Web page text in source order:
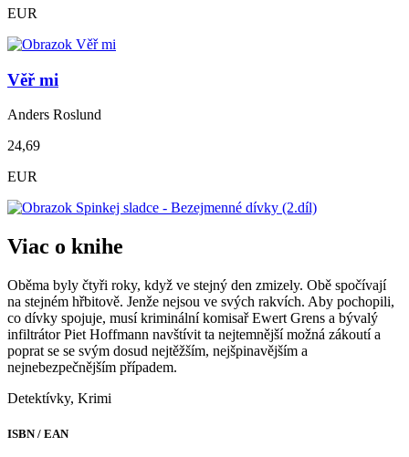
EUR
Věř mi
Anders Roslund
24,69
EUR
Viac o knihe
Oběma byly čtyři roky, když ve stejný den zmizely. Obě spočívají
na stejném hřbitově. Jenže nejsou ve svých rakvích. Aby pochopili,
co dívky spojuje, musí kriminální komisař Ewert Grens a bývalý
infiltrátor Piet Hoffmann navštívit ta nejtemnější možná zákoutí a
poprat se se svým dosud nejtěžším, nejšpinavějším a
nejnebezpečnějším případem.
Detektívky, Krimi
ISBN / EAN